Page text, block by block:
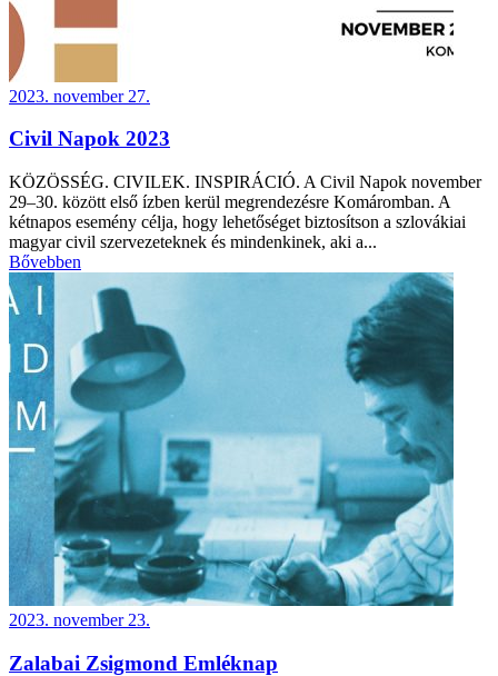
2023. november 27.
Civil Napok 2023
KÖZÖSSÉG. CIVILEK. INSPIRÁCIÓ. A Civil Napok november
29–30. között első ízben kerül megrendezésre Komáromban. A
kétnapos esemény célja, hogy lehetőséget biztosítson a szlovákiai
magyar civil szervezeteknek és mindenkinek, aki a...
Bővebben
2023. november 23.
Zalabai Zsigmond Emléknap